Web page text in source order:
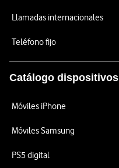
Llamadas internacionales
Teléfono fijo
Catálogo dispositivos
Móviles iPhone
Móviles Samsung
PS5 digital